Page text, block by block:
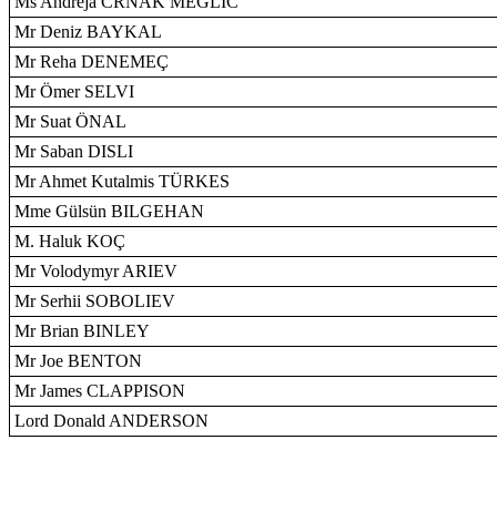
Mr Deniz BAYKAL
Mr Reha DENEMEÇ
Mr Ömer SELVI
Mr Suat ÖNAL
Mr Saban DISLI
Mr Ahmet Kutalmis TÜRKES
Mme Gülsün BILGEHAN
M. Haluk KOÇ
Mr Volodymyr ARIEV
Mr Serhii SOBOLIEV
Mr Brian BINLEY
Mr Joe BENTON
Mr James CLAPPISON
Lord Donald ANDERSON